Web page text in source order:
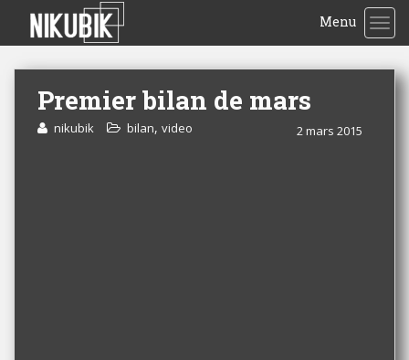
Menu
Premier bilan de mars
2 mars 2015
nikubik bilan, video